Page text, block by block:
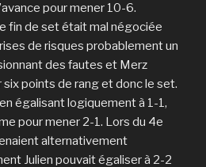
pour mener 10-6.
fin de set était mal négociée
de risques probablement un
des fautes et Merz
points de rang et donc le set.
égalisant logiquement à 1-1,
pour mener 2-1. Lors du 4e
alternativement
Julien pouvait égaliser à 2-2